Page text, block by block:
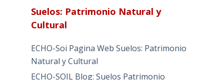
Suelos: Patrimonio Natural y
Cultural
ECHO-Soi Pagina Web Suelos: Patrimonio
Natural y Cultural
ECHO-SOIL Blog: Suelos Patrimonio